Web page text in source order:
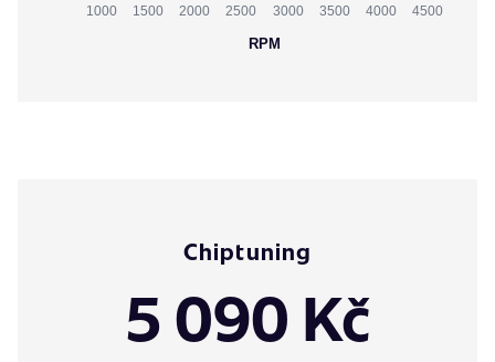
1000 1500 2000 2500 3000 3500 4000 4500
RPM
Chiptuning
5 090 Kč